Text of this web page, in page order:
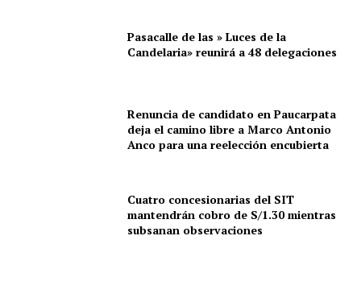
Diario los Andes
Pasacalle de las » Luces de la
Candelaria» reunirá a 48 delegaciones
Renuncia de candidato en Paucarpata
deja el camino libre a Marco Antonio
Anco para una reelección encubierta
Cuatro concesionarias del SIT
mantendrán cobro de S/1.30 mientras
subsanan observaciones